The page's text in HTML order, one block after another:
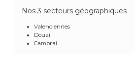
Nos 3 secteurs géographiques
Valenciennes
Douai
Cambrai